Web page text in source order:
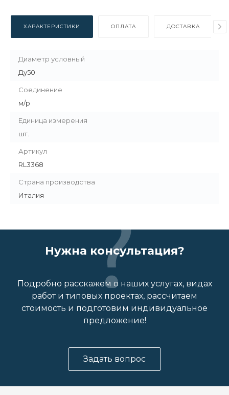
ХАРАКТЕРИСТИКИ ОПЛАТА ДОСТАВКА
Диаметр условный
Ду50
Соединение
м/р
Единица измерения
шт.
Артикул
RL3368
Страна производства
Италия
Нужна консультация?
Подробно расскажем о наших услугах, видах
работ и типовых проектах, рассчитаем
стоимость и подготовим индивидуальное
предложение!
Задать вопрос